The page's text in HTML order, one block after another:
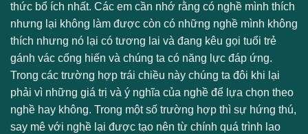
thức bổ ích nhất. Các em cần nhớ rằng có nghề mình thích
nhưng lại không làm được còn có những nghề mình không
thích nhưng nó lại có tương lai và đang kêu gọi tuổi trẻ
gánh vác cống hiến và chúng ta có năng lực đáp ứng.
Trong các trường hợp trái chiều này chúng ta đôi khi lại
phải vì những giá trị và ý nghĩa của nghề để lựa chọn theo
nghề hay không. Trong một số trường hợp thì sự hứng thú,
say mê với nghề lại được tạo nên từ chính quá trình lao